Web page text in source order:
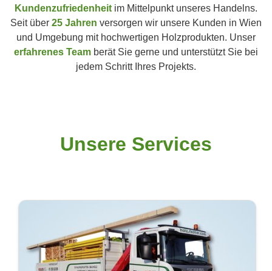
Kundenzufriedenheit im Mittelpunkt unseres Handelns.
Seit über 25 Jahren versorgen wir unsere Kunden in Wien
und Umgebung mit hochwertigen Holzprodukten. Unser
erfahrenes Team berät Sie gerne und unterstützt Sie bei
jedem Schritt Ihres Projekts.
Unsere Services